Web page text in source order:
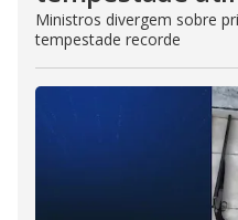
Ministros divergem sobre
tempestade recorde